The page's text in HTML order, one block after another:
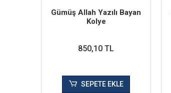
Gümüş Allah Yazılı Bayan
Kolye
850,10 TL
SEPETE EKLE